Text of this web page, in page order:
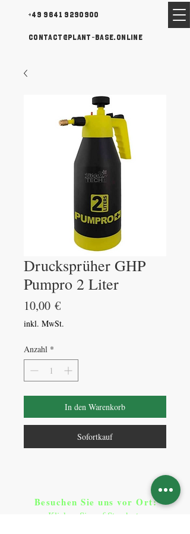
+49 9641 9290900
contact@plant-base.online
Drucksprüher GHP
Pumpro 2 Liter
10,00 €Preis
inkl. MwSt.
Anzahl *
In den Warenkorb
Sofortkauf
Besuchen Sie uns vor Ort​:
Klicken Sie auf Standorte